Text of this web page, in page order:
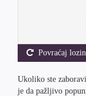
Povraćaj
Ukoliko ste
je da pažljivo